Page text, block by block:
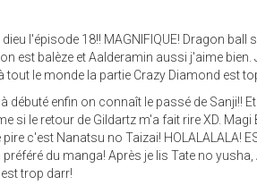
l'épisode 18!! MAGNIFIQUE! Dragon ball
est balèze et Aalderamin aussi j'aime bien.
le monde la partie Crazy Diamond est
débuté enfin on connaît le passé de Sanji!!
si le retour de Gildartz m'a fait rire XD.
c'est Nanatsu no Taizai! HOLALALALA!
du manga! Après je lis Tate no yusha,
trop darr!